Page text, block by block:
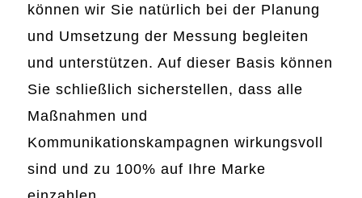
können wir Sie natürlich bei der Planung
und Umsetzung der Messung begleiten
und unterstützen. Auf dieser Basis können
Sie schließlich sicherstellen, dass alle
Maßnahmen und
Kommunikationskampagnen wirkungsvoll
sind und zu 100% auf Ihre Marke